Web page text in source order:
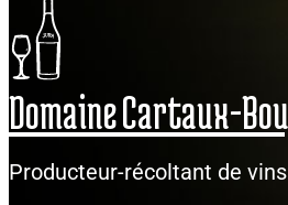
Domaine Cartaux-
Producteur-récoltant de